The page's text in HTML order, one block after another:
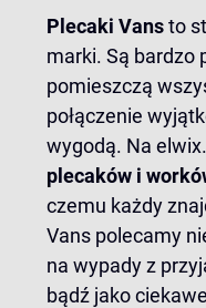
Plecaki Vansto
marki. Są bardzo
pomieszczą
połączenie
wygodą. Na
plecaków i
czemu każdy
Vans polecamy
na wypady z
bądź jako